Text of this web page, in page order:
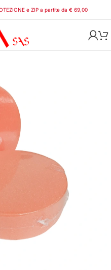
e ZIP a partite da € 69,00